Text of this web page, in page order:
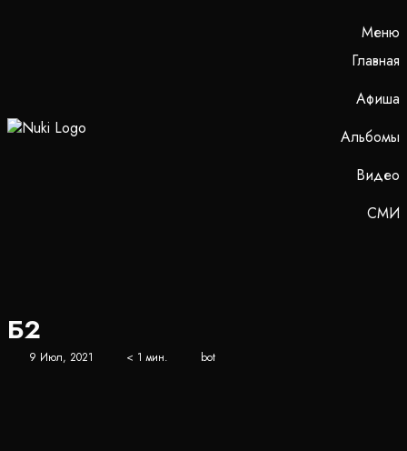
Меню
Главная
Афиша
Альбомы
Видео
СМИ
Б2
9 Июл, 2021 < 1 мин. bot